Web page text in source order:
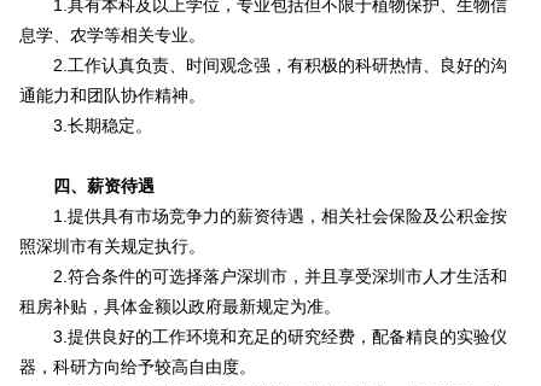
1.具有本科及以上学位，专业包括但不限于植物保护、生物信
息学、农学等相关专业。
2.工作认真负责、时间观念强，有积极的科研热情、良好的沟
通能力和团队协作精神。
3.长期稳定。
四、薪资待遇
1.提供具有市场竞争力的薪资待遇，相关社会保险及公积金按
照深圳市有关规定执行。
2.符合条件的可选择落户深圳市，并且享受深圳市人才生活和
租房补贴，具体金额以政府最新规定为准。
3.提供良好的工作环境和充足的研究经费，配备精良的实验仪
器，科研方向给予较高自由度。